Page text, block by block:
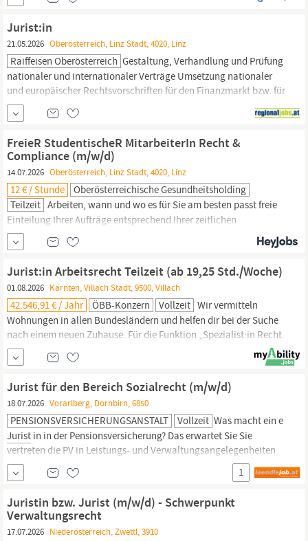
Berufserfahrung im
Umfeld. Du zeichnest dich durch
auch komplexe Sachverhalte zu strukturieren und zielgerichtet...
Jurist:in
21.05.2026 Oberösterreich, Linz Stadt, 4020, Linz
Raiffeisen Oberösterreich Gestaltung, Verhandlung und Prüfung
nationaler und internationaler Verträge Umsetzung nationaler
und europäischer Rechtsvorschriften für den Finanzmarkt bzw. für
uns als Asset Manager Rechtliche Beratung und
Sparringpartner:in der Fachbereiche Mitarbeit in einem
Abgeschlossene oder fortgeschrittenejuristischeAusbildung
und/oder
FreieR StudentischeR MitarbeiterIn Recht &
Compliance (m/w/d)
14.07.2026 Oberösterreich, Linz Stadt, 4020, Linz
12 € / Stunde
Oberösterreichische Gesundheitsholding
Teilzeit Arbeiten, wann und wo es für Sie am besten passt freie
Einteilung Ihrer Aufträge entsprechend Ihrer zeitlichen
Verfügbarkeit perfekte Vereinbarkeit mit Studium und Privatleben
Mitarbeit an einem zukunftsweisenden KI-Projekt im
Rechtsbereich wertvolle Praxiserfahrung im Gesundheits- und
Unternehmensrecht enge Zusammenarbeit mit erfahrenen
JuristInnen...
Jurist:in Arbeitsrecht Teilzeit (ab 19,25 Std./Woche)
01.08.2026 Kärnten, Villach Stadt, 9500, Villach
42.546,91 € / Jahr ÖBB-Konzern Vollzeit Wir vermitteln
Wohnungen in allen Bundesländern und helfen dir bei der Suche
nach einem neuen Zuhause. Für die Funktion „Spezialist:in Recht
(Jurist:in
) ist (laut Rahmenkollektivvertrag für Angestellte in
Information und Consulting) ein Mindestentgelt von € 42.546,91
Jurist für den Bereich Sozialrecht (m/w/d)
18.07.2026 Vorarlberg, Dornbirn, 6850
PENSIONSVERSICHERUNGSANSTALT Vollzeit Was macht ein e
Jurist in in der Pensionsversicherung? Das erwartet Sie Sie
vertreten die PV in Leistungs- und Verwaltungsangelegenheiten
vor den Gerichten und den Verwaltungsbehörden Darüber hinaus
obliegt Ihnen die Verfassung von Schriftsätzen, insbesondere
Klagebeantwortungen und Rechtsmittel Zu Ihrem
Aufgabengebiet
1
Juristin bzw. Jurist (m/w/d) - Schwerpunkt
Verwaltungsrecht
17.07.2026 Niederösterreich, Zwettl, 3910